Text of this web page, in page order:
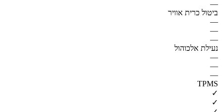
—
ביטול כרית אוויר
—
—
—
נעילת אלכוהול
—
—
—
TPMS
✓
✓